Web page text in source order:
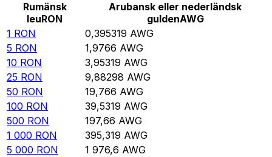
Rumänsk
leuRON
Arubansk eller nederländsk
guldenAWG
1 RON 0,395319 AWG
5 RON 1,9766 AWG
10 RON 3,95319 AWG
25 RON 9,88298 AWG
50 RON 19,766 AWG
100 RON 39,5319 AWG
500 RON 197,66 AWG
1 000 RON 395,319 AWG
5 000 RON 1 976,6 AWG